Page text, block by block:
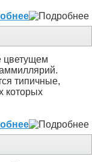
цветущем
типичные,
которых